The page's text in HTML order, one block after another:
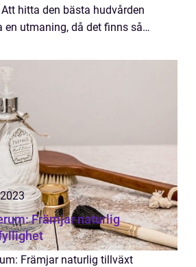
hitta den bästa hudvården
en utmaning, då det finns så
artikel kom...
Främjar naturlig
Främjar naturlig tillväxt